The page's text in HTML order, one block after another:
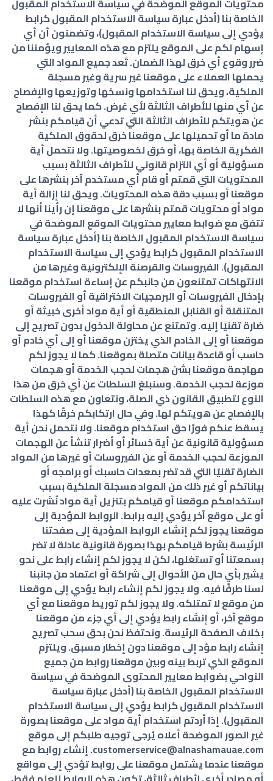
الخاصة بنا (أدخل عبارة سياسة الاستخدام المقبول كرابط
يؤدي إلى سياسة الاستخدام المقبول)، وتضمنون أن أي
إسهام لكم على الموقع يلتزم مع هذه المعايير ويؤمننا من
ضرر وقوع أي خرق لهذا الضمان. تُعد جميع المواد التي
يحملها العملاء على موقعنا غير سرية وغير مسجلة
الملكية، ويحق لنا استخدامها ونسخها وتوزيعها والإفصاح
عن أي منها للأطراف الثالثة لأي غرض. كما يحق لنا الإفصاح
عن هويتكم للأطراف الثالثة التي تدعي أن قيامكم بنشر
مادة ما أو تحميلها على موقعنا خرق لحقوق الملكية
الفكرية الخاصة بها، أو خرق لخصوصيتها. ولا نتحمل أية
مسؤولية أو أي التزام قانوني للأطراف الثالثة بسبب
المحتويات التي قمتم أو قام أي مستخدم آخر بنشرها على
موقعنا أو بسبب دقة هذه المحتويات. ويحق لنا إزالة أية
مواد أو محتويات قمتم بنشرها على موقعنا إن رأينا أنها لا
تتفق مع ضوابط معايير محتويات الموقع الموضحة في
سياسة الاستخدام المقبول الخاصة بنا (أدخل عبارة سياسة
الاستخدام المقبول كرابط يؤدي إلى سياسة الاستخدام
المقبول). الفيروسات والقرصنة الإلكترونية وغيرها من
الانتهاكات تمتنعون من جانبكم عن إساءة استخدام موقعنا
بإدخال الفيروسات أو البرمجيات الاختراقية أو الفيروسات
المتنقلة أو القنابل المنطقية أو أية مواد أخرى خبيثة أو
ضارة تقنيًا إليه. وتمتنع عن محاولة الدخول بدون تصريح إلى
موقعنا أو إلى الخادم الذي يختزن موقعنا أو إلى أي خادم أو
حاسب أو قاعدة بيانات متصلة بموقعنا. كما لا يجوز لكم
مهاجمة موقعنا بشن هجمات لحجب الخدمة أو هجمات
موزعة لحجب الخدمة. وسنبلغ السلطات عن أي خرق من هذا
النوع لتطبيق القانون ذي الصلة، ونتعاون مع هذه السلطات
بالإفصاح عن هويتكم لها. وفي حال ارتكابكم خرقًا كهذا
يسقط عنكم فورًا حق استخدام موقعنا. ولا نتحمل نحن أية
مسؤولية قانونية عن أية خسائر أو أضرار تنشأ عن الهجمات
الموزعة لحجب الخدمة أو عن الفيروسات أو غيرها من المواد
الضارة تقنيًا التي قد تضر بمعدات حاسبك أو برامجه أو
بياناتكم أو غير ذلك من المواد مسجلة الملكية بسبب
استخدامكم موقعنا أو قيامكم بتنزيل أية مواد نُشرت عليه
أو على موقع آخر يؤدي إليه برابط. الروابط المؤدية إلى
موقعنا يجوز لكم إنشاء الروابط المؤدية إلى صفحتنا
الرئيسة بشرط قيامكم بهذا بصورة قانونية عادلة لا تضر
بسمعتنا أو تستغلها، لكن لا يجوز لكم إنشاء رابط على نحو
يشير بأي حال من الأحوال إلى شراكة أو اعتماد من جانبنا
لسنا طرفًا فيه. ولا يجوز لكم إنشاء رابط يؤدي إلى موقعنا
من موقع لا تمتلكه. ولا يجوز لكم توريط موقعنا مع أي
موقع آخر، أو إنشاء رابط يؤدي إلى أي جزء من موقعنا
بخلاف الصفحة الرئيسة. ونحتفظ نحن بحق سحب تصريح
إنشاء رابط مؤد إلى موقعنا دون إخطار مسبق. ويلتزم
الموقع الذي تربط بينه وبين موقعنا روابط من جميع
النواحي بضوابط معايير المحتوى الموضحة في سياسة
الاستخدام المقبول الخاصة بنا (أدخل عبارة سياسة
الاستخدام المقبول كرابط يؤدي إلى سياسة الاستخدام
المقبول). إذا أردتم استخدام أية مواد على موقعنا بصورة
غير الصور الموضحة أعلاه يُرجى توجيه طلبكم إلى موقع
customerservice@alnashamauae.com. إنشاء روابط مع
موقعنا عندما يشتمل موقعنا على روابط تؤدي إلى مواقع